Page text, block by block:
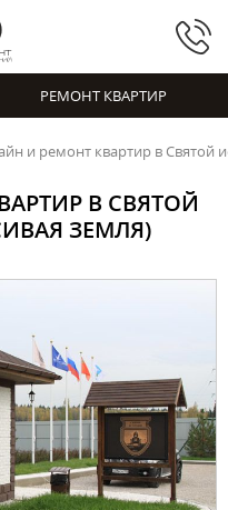
РЕМОНТ КВАРТИР
и ремонт квартир в Святой
В СВЯТОЙ
ЗЕМЛЯ)